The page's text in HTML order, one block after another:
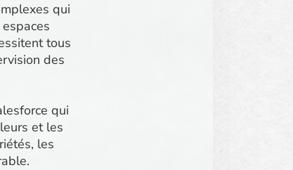
qui
tous
des
qui
et les
les